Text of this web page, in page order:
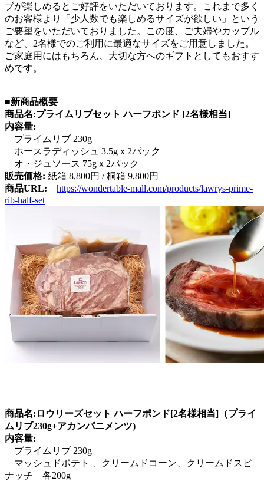
ブが楽しめるとご好評をいただいております。これまで多く
のお客様より「少人数でも楽しめるサイズが欲しい」という
ご要望をいただいておりました。この度、ご夫婦やカップル
など、2名様でのご利用に最適なサイズをご用意しました。
ご家庭用にはもちろん、大切な方へのギフトとしてもおすす
めです。
■新商品概要
商品名:プライムリブセット ハーフポンド [2名様相当]
内容量:
プライムリブ 230g
ホースラディッシュ 3.5gｘ2パック
オ・ジュソース 75gｘ2パック
販売価格: 紙箱 8,800円 / 桐箱 9,800円
商品URL:
https://wondertable-mall.com/products/lawrys-prime-
rib-half-set
商品名: ロウリーズセット ハーフポンド[2名様相当]（プライ
ムリブ230g+アカンパニメンツ)
内容量:
プライムリブ 230g
マッシュドポテト 、クリームドコーン、クリームドスピ
ナッチ 各200g